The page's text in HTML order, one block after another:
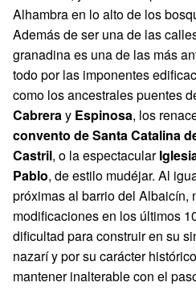
Alhambra en lo alto de los
Además de ser una de las
granadina es una de las más
todo por las imponentes
como los ancestrales puentes
Cabreray Espinosa, los
convento de Santa Catalina
Castril, o la espectacular
Pablo, de estilo mudéjar. Al
próximas al barrio del Albaicín,
modificaciones en los últimos
dificultad para construir en su
nazarí y por su carácter
mantener inalterable con el